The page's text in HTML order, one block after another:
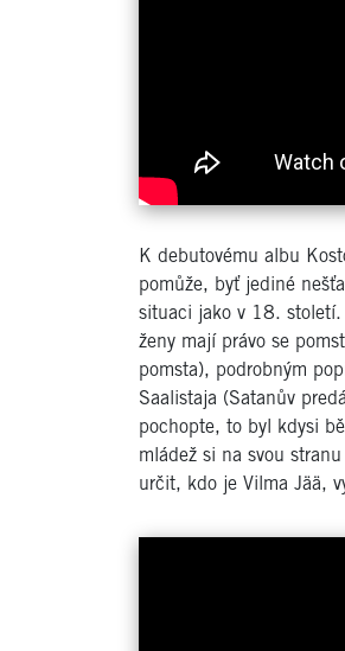
K debutovému albu
pomůže, byť jediné
situaci jako v 18. století.
ženy mají právo se
pomsta), podrobným
Saalistaja (Satanův
pochopte, to byl kdysi
mládež si na svou
určit, kdo je Vilma Jää,